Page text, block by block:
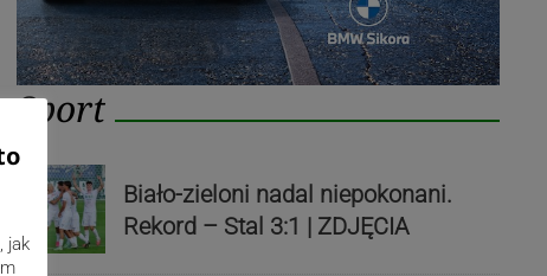
Sport
Biało-zieloni nadal niepokonani.
Rekord – Stal 3:1 | ZDJĘCIA
jak